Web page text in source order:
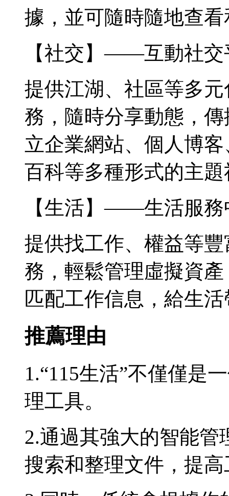
據，並可隨時隨地查
【社交】——互動社交
提供江湖、社區等多
務，隨時分享動態，
立企業網站、個人博
百科等多種形式的主
【生活】——生活服務
提供找工作、權益等
務，輕鬆管理虛擬資
匹配工作信息，給生
推薦理由
1.“115生活”不僅僅是
理工具。
2.通過其強大的智能
搜索和整理文件，提